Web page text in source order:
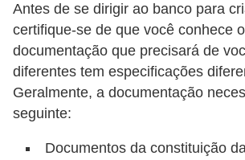
Antes de se dirigir ao banco para
certifique-se de que você conhece
documentação que precisará de
diferentes tem especificações
Geralmente, a documentação
seguinte:
Documentos da constituição
I
m
p
o
s
t